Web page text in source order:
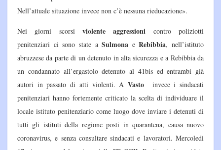
Nell’attuale situazione invece non c’è nessuna rieducazione».
Nei giorni scorsi violente aggressioni contro poliziotti
penitenziari ci sono state aSulmona eRebibbia, nell’istituto
abruzzese da parte di un detenuto in alta sicurezza e a Rebibbia da
un condannato all’ergastolo detenuto al 41bis ed entrambi già
autori in passato di atti violenti. AVasto invece i sindacati
penitenziari hanno fortemente criticato la scelta di individuare il
locale istituto penitenziario come luogo dove inviare i detenuti di
tutti gli istituti della regione posti in quarantena, causa nuovo
coronavirus, e senza consultare sindacati e lavoratori. Mercoledì